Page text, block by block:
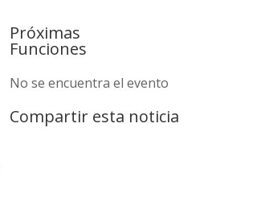
Próximas
Funciones
No se encuentra el evento
Compartir esta noticia